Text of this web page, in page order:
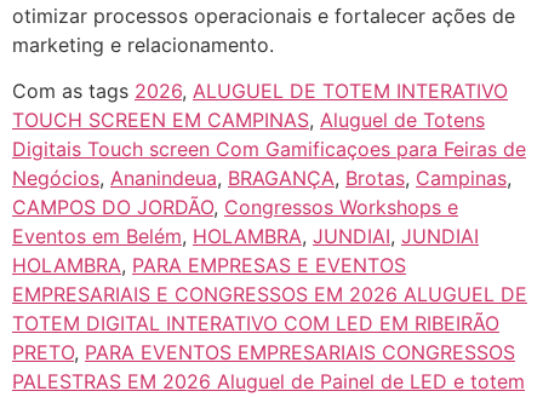
otimizar processos operacionais e fortalecer ações de
marketing e relacionamento.
Com as tags 2026, ALUGUEL DE TOTEM INTERATIVO
TOUCH SCREEN EM CAMPINAS, Aluguel de Totens
Digitais Touch screen Com Gamificaçoes para Feiras de
Negócios, Ananindeua, BRAGANÇA, Brotas, Campinas,
CAMPOS DO JORDÃO, Congressos Workshops e
Eventos em Belém, HOLAMBRA, JUNDIAI, JUNDIAI
HOLAMBRA, PARA EMPRESAS E EVENTOS
EMPRESARIAIS E CONGRESSOS EM 2026 ALUGUEL DE
TOTEM DIGITAL INTERATIVO COM LED EM RIBEIRÃO
PRETO, PARA EVENTOS EMPRESARIAIS CONGRESSOS
PALESTRAS EM 2026 Aluguel de Painel de LED e totem